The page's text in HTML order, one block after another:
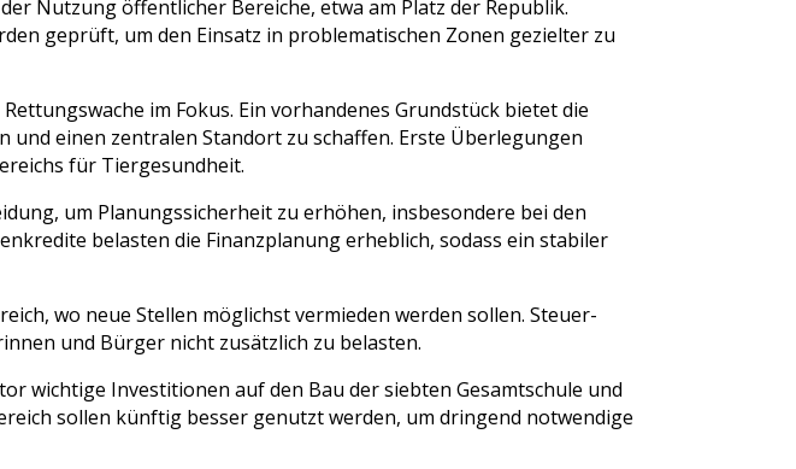
Nutzung öffentlicher Bereiche, etwa am Platz der Republik.
geprüft, um den Einsatz in problematischen Zonen gezielter zu
im Fokus. Ein vorhandenes Grundstück bietet die
einen zentralen Standort zu schaffen. Erste Überlegungen
für Tiergesundheit.
um Planungssicherheit zu erhöhen, insbesondere bei den
belasten die Finanzplanung erheblich, sodass ein stabiler
wo neue Stellen möglichst vermieden werden sollen. Steuer-
und Bürger nicht zusätzlich zu belasten.
wichtige Investitionen auf den Bau der siebten Gesamtschule und
sollen künftig besser genutzt werden, um dringend notwendige